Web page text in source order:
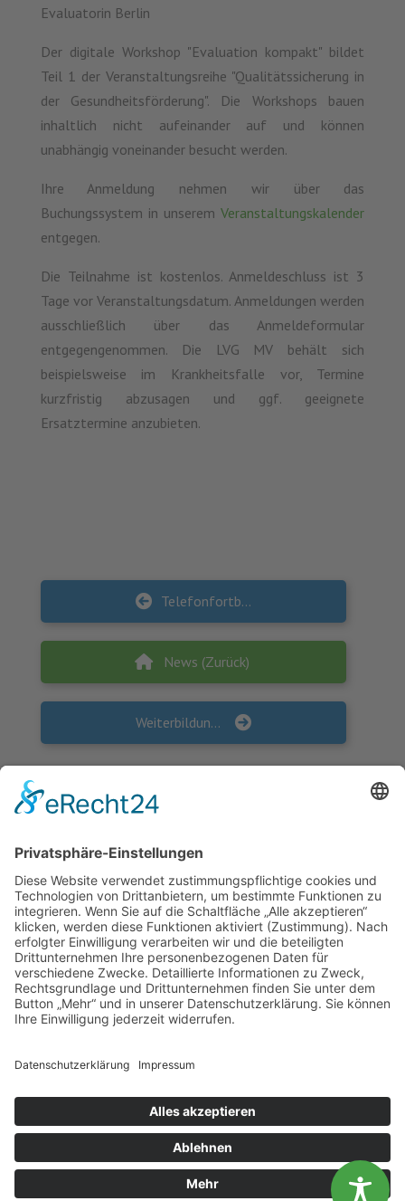
Evaluatorin Berlin
Der digitale Workshop "Evaluation kompakt" bildet
Teil 1 der Veranstaltungsreihe "Qualitätssicherung in
der Gesundheitsförderung". Die Workshops bauen
inhaltlich nicht aufeinander auf und können
unabhängig voneinander besucht werden.
Ihre Anmeldung nehmen wir über das
Buchungssystem in unseremVeranstaltungskalender
entgegen.
Die Teilnahme ist kostenlos. Anmeldeschluss ist 3
Tage vor Veranstaltungsdatum. Anmeldungen werden
ausschließlich über das Anmeldeformular
entgegengenommen. Die LVG MV behält sich
beispielsweise im Krankheitsfalle vor, Termine
kurzfristig abzusagen und ggf. geeignete
Ersatztermine anzubieten.
Telefonfortbildung “Angst-Panik-Störung”
News (Zurück)
Weiterbildung “KlimaFood – Mitmachküche”
KONTAKT
Landesvereinigung für Gesundheitsförderung
Mecklenburg-Vorpommern e. V.
Wismarsche Straße 170
info@lvg-mv.de
DATENSCHUTZ
IMPRESSUM
Diese Website benutzt Cookies. Wenn du die Website weiter
nutzt, gehen wir von deinem Einverständnis aus.